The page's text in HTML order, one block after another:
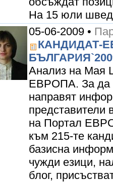
На 15 юли
05-06-2009 •
КАНДИДАТ-
Анализ на Мая
ЕВРОПА. За да
направят
представители
на Портал
към 215-те
базисна
чужди езици,
блог,